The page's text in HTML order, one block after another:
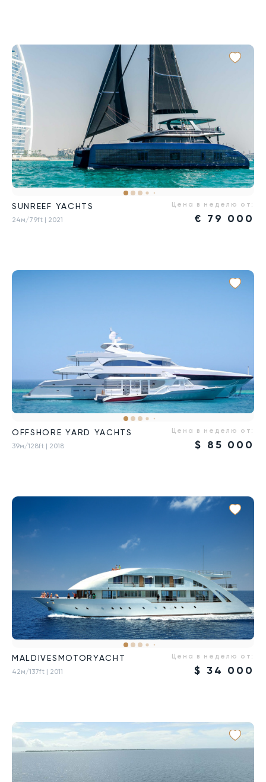
SUNREEF YACHTS
24м/79ft | 2021
Цена в неделю от:
€ 79 000
OFFSHORE YARD YACHTS
39м/128ft | 2018
Цена в неделю от:
$ 85 000
MALDIVESMOTORYACHT
42м/137ft | 2011
Цена в неделю от:
$ 34 000